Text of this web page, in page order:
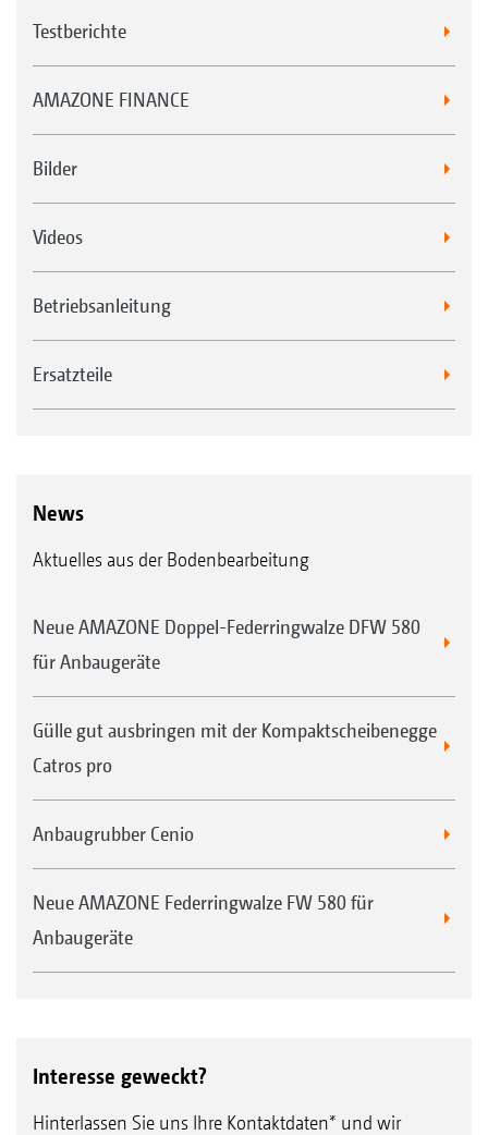
Testberichte
AMAZONE FINANCE
Bilder
Videos
Betriebsanleitung
Ersatzteile
News
Aktuelles aus der Bodenbearbeitung
Neue AMAZONE Doppel-Federringwalze DFW 580
für Anbaugeräte
Gülle gut ausbringen mit der Kompaktscheibenegge
Catros pro
Anbaugrubber Cenio
Neue AMAZONE Federringwalze FW 580 für
Anbaugeräte
Interesse geweckt?
Hinterlassen Sie uns Ihre Kontaktdaten* und wir